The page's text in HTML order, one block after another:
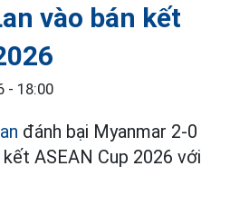
vào bán kết
- 18:00
đánh bại Myanmar 2-0
ASEAN Cup 2026 với